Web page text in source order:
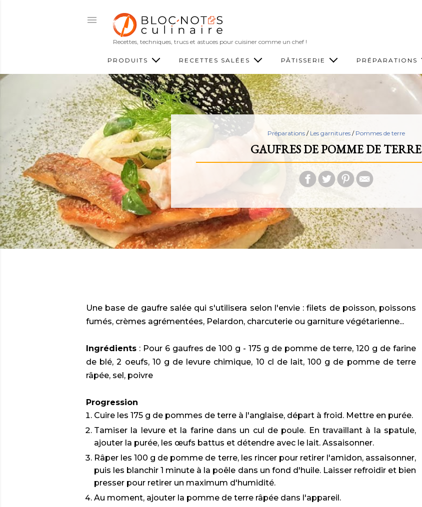
Recettes, techniques, trucs et astuces pour cuisiner comme un chef !
PRODUITS RECETTES SALÉES PÂTISSERIE PRÉPARATIONS
Préparations/ Les garnitures/ Pommes de terre
GAUFRES DE POMME DE TERRE
Une base de gaufre salée qui s'utilisera selon l'envie : filets de poisson, poissons
fumés, crèmes agrémentées, Pelardon, charcuterie ou garniture végétarienne...
Ingrédients : Pour 6 gaufres de 100 g - 175 g de pomme de terre, 120 g de farine
de blé, 2 oeufs, 10 g de levure chimique, 10 cl de lait, 100 g de pomme de terre
râpée, sel, poivre
Progression
Cuire les 175 g de pommes de terre à l'anglaise, départ à froid. Mettre en purée.
Tamiser la levure et la farine dans un cul de poule. En travaillant à la spatule,
ajouter la purée, les œufs battus et détendre avec le lait. Assaisonner.
Râper les 100 g de pomme de terre, les rincer pour retirer l'amidon, assaisonner,
puis les blanchir 1 minute à la poêle dans un fond d'huile. Laisser refroidir et bien
presser pour retirer un maximum d'humidité.
Au moment, ajouter la pomme de terre râpée dans l'appareil.